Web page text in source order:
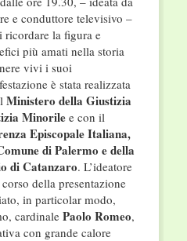
e conduttore televisivo –
ricordare la figura e
più amati nella storia
vivi i suoi
è stata realizzata
Ministero della Giustizia
Minorilee con il
Episcopale Italiana,
di Palermo e della
di Catanzaro. L’ideatore
della presentazione
in particolar modo,
cardinale Paolo Romeo,
con grande calore